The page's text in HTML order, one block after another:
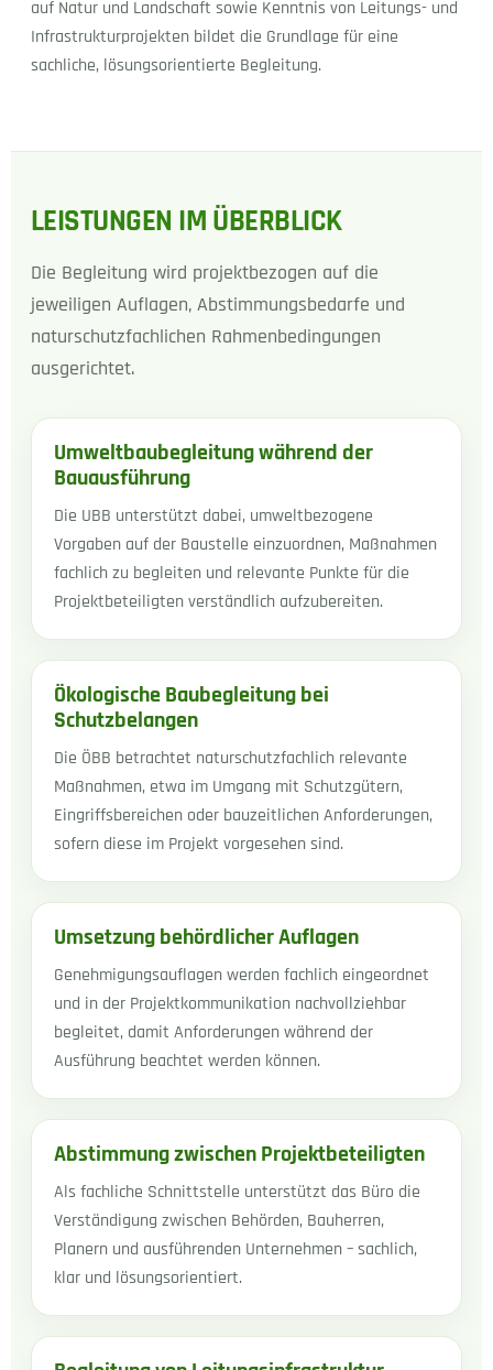
auf Natur und Landschaft sowie Kenntnis von Leitungs- und
Infrastrukturprojekten bildet die Grundlage für eine
sachliche, lösungsorientierte Begleitung.
LEISTUNGEN IM ÜBERBLICK
Die Begleitung wird projektbezogen auf die
jeweiligen Auflagen, Abstimmungsbedarfe und
naturschutzfachlichen Rahmenbedingungen
ausgerichtet.
Umweltbaubegleitung während der
Bauausführung
Die UBB unterstützt dabei, umweltbezogene
Vorgaben auf der Baustelle einzuordnen, Maßnahmen
fachlich zu begleiten und relevante Punkte für die
Projektbeteiligten verständlich aufzubereiten.
Ökologische Baubegleitung bei
Schutzbelangen
Die ÖBB betrachtet naturschutzfachlich relevante
Maßnahmen, etwa im Umgang mit Schutzgütern,
Eingriffsbereichen oder bauzeitlichen Anforderungen,
sofern diese im Projekt vorgesehen sind.
Umsetzung behördlicher Auflagen
Genehmigungsauflagen werden fachlich eingeordnet
und in der Projektkommunikation nachvollziehbar
begleitet, damit Anforderungen während der
Ausführung beachtet werden können.
Abstimmung zwischen Projektbeteiligten
Als fachliche Schnittstelle unterstützt das Büro die
Verständigung zwischen Behörden, Bauherren,
Planern und ausführenden Unternehmen – sachlich,
klar und lösungsorientiert.